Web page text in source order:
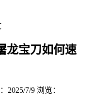
龙宝刀如何速
2025/7/9 浏览：